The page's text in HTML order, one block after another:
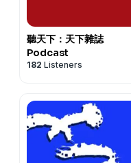
-----
▍九八新聞台@大台北
▍官網：http://
▍粉絲團：https://
▍APP下載
• APP Store：https://
• Google Play：
▍YouTube頻道：
• APP Store：
https://
• Google Play：https://
▍YouTube頻道：
▍Podcast：
Powered by
聽天下：天下雜誌
Podcast
182 Listeners